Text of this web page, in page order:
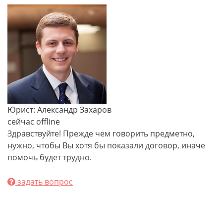
Юрист: Александр Захаров
сейчас offline
Здравствуйте! Прежде чем говорить предметно,
нужно, чтобы Вы хотя бы показали договор, иначе
помочь будет трудно.
задать вопрос